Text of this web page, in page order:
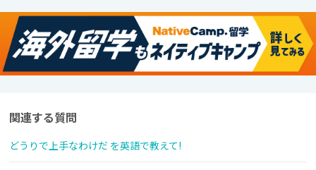
関連する質問
どうりで上手なわけだ を英語で教えて!